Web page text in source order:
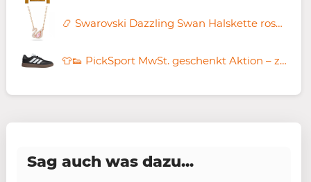
📿 Swarovski Dazzling Swan Halskette rosévergoldet für 72,23€ (statt 99€)
👕👟 PickSport MwSt. geschenkt Aktion – z.B. adidas Courtblock ab 21€ (statt 34€)
Sag auch was dazu...